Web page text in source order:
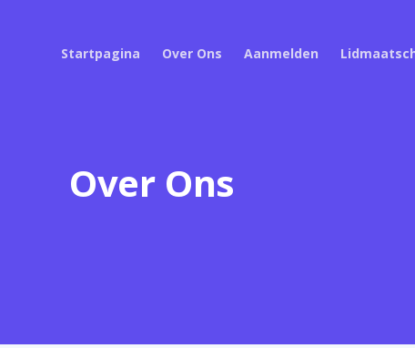
Startpagina Over Ons Aanmelden
Over Ons